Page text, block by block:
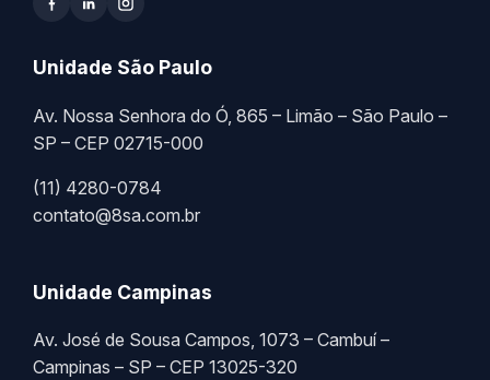
Unidade São Paulo
Av. Nossa Senhora do Ó, 865 – Limão – São Paulo –
SP – CEP 02715-000
(11) 4280-0784
contato@8sa.com.br
Unidade Campinas
Av. José de Sousa Campos, 1073 – Cambuí –
Campinas – SP – CEP 13025-320